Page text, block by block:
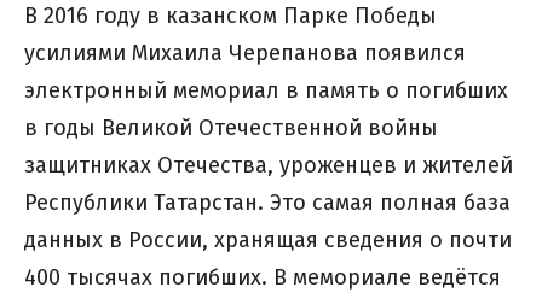
В 2016 году в казанском Парке Победы
усилиями Михаила Черепанова появился
электронный мемориал в память о погибших
в годы Великой Отечественной войны
защитниках Отечества, уроженцев и жителей
Республики Татарстан. Это самая полная база
данных в России, хранящая сведения о почти
400 тысячах погибших. В мемориале ведётся